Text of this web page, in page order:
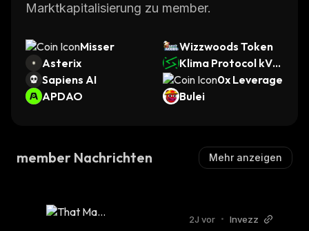
Marktkapitalisierung zu member.
Misser
Wizzwoods Token
Asterix
Klima Protocol kVC
M
Sapiens AI
0x Leverage
APDAO
Bulei
member Nachrichten Mehr anzeigen
2J vor • Invezz